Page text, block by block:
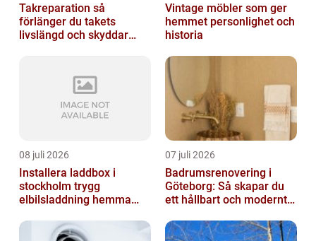
Takreparation så
förlänger du takets
livslängd och skyddar
Vintage möbler som ger
hemmet personlighet och
historia
08 juli 2026
Installera laddbox i
stockholm trygg
elbilsladdning hemma
07 juli 2026
Badrumsrenovering i
Göteborg: Så skapar du
ett hållbart och modernt